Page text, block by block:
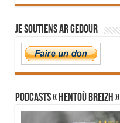
Je soutiens Ar Gedour
PODCASTS « Hentoù Breizh »